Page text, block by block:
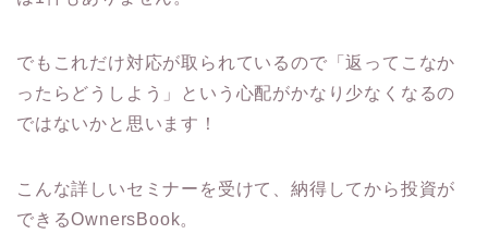
でもこれだけ対応が取られているので「返ってこなか
ったらどうしよう」という心配がかなり少なくなるの
ではないかと思います！
こんな詳しいセミナーを受けて、納得してから投資が
できるOwnersBook。